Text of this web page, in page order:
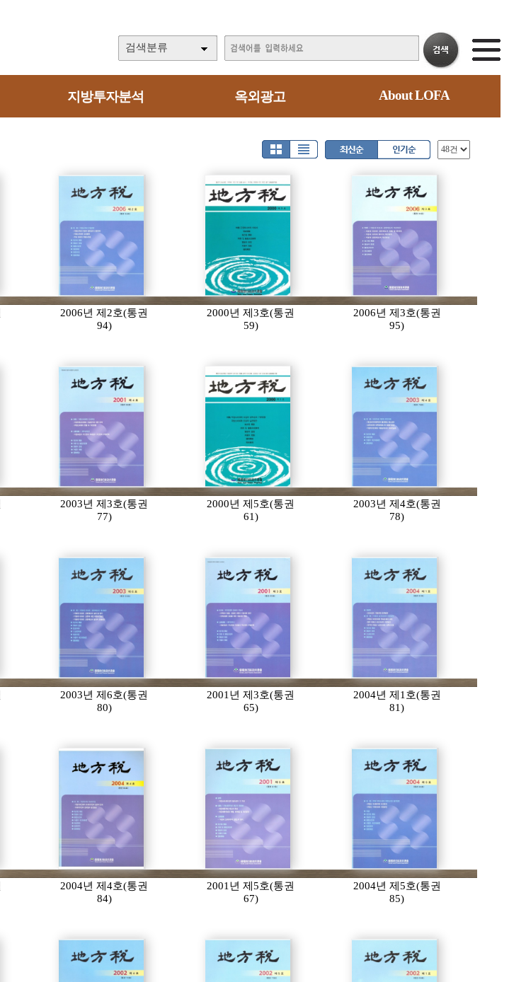
검색분류
지방투자분석 옥외광고 About LOFA
2006년 제2호(통권
94)
2000년 제3호(통권
59)
2006년 제3호(통권
95)
2003년 제3호(통권
77)
2000년 제5호(통권
61)
2003년 제4호(통권
78)
2003년 제6호(통권
80)
2001년 제3호(통권
65)
2004년 제1호(통권
81)
2004년 제4호(통권
84)
2001년 제5호(통권
67)
2004년 제5호(통권
85)